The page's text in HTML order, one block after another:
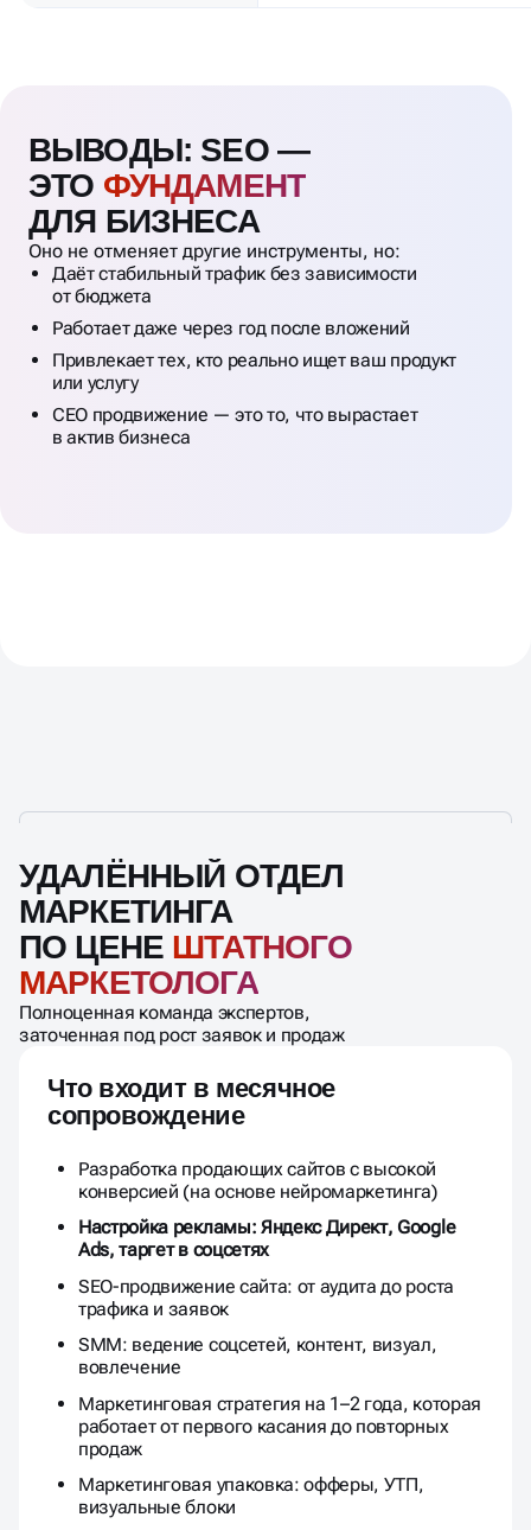
ВЫВОДЫ: SEO —
ЭТО ФУНДАМЕНТ
ДЛЯ БИЗНЕСА
Оно не отменяет другие инструменты, но:
Даёт стабильный трафик без зависимости
от бюджета
Работает даже через год после вложений
Привлекает тех, кто реально ищет ваш продукт
или услугу
СЕО продвижение — это то, что вырастает
в актив бизнеса
УДАЛЁННЫЙ ОТДЕЛ
МАРКЕТИНГА
ПО ЦЕНЕ ШТАТНОГО
МАРКЕТОЛОГА
Полноценная команда экспертов,
заточенная под рост заявок и продаж
Что входит в месячное
сопровождение
Разработка продающих сайтов с высокой
конверсией (на основе нейромаркетинга)
Настройка рекламы: Яндекс Директ, Google
Ads, таргет в соцсетях
SEO-продвижение сайта: от аудита до роста
трафика и заявок
SMM: ведение соцсетей, контент, визуал,
вовлечение
Маркетинговая стратегия на 1–2 года, которая
работает от первого касания до повторных
продаж
Маркетинговая упаковка: офферы, УТП,
визуальные блоки